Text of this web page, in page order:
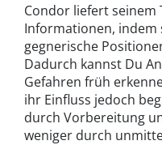
Condor liefert seinem
Informationen, indem
gegnerische
Dadurch kannst Du
Gefahren früh
ihr Einfluss jedoch
durch Vorbereitung
weniger durch